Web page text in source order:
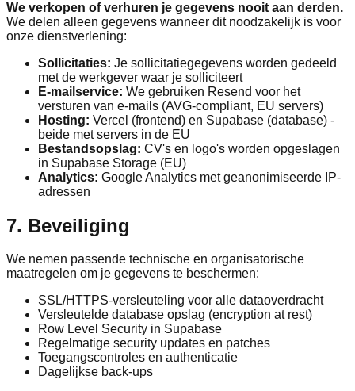
We verkopen of verhuren je gegevens nooit aan derden.
We delen alleen gegevens wanneer dit noodzakelijk is voor
onze dienstverlening:
Sollicitaties: Je sollicitatiegegevens worden gedeeld
met de werkgever waar je solliciteert
E-mailservice: We gebruiken Resend voor het
versturen van e-mails (AVG-compliant, EU servers)
Hosting: Vercel (frontend) en Supabase (database) -
beide met servers in de EU
Bestandsopslag: CV's en logo's worden opgeslagen
in Supabase Storage (EU)
Analytics: Google Analytics met geanonimiseerde IP-
adressen
7. Beveiliging
We nemen passende technische en organisatorische
maatregelen om je gegevens te beschermen:
SSL/HTTPS-versleuteling voor alle dataoverdracht
Versleutelde database opslag (encryption at rest)
Row Level Security in Supabase
Regelmatige security updates en patches
Toegangscontroles en authenticatie
Dagelijkse back-ups